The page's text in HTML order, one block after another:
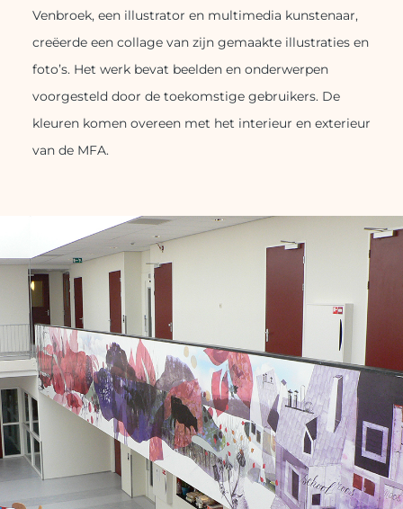
Venbroek, een illustrator en multimedia kunstenaar,
creëerde een collage van zijn gemaakte illustraties en
foto’s. Het werk bevat beelden en onderwerpen
voorgesteld door de toekomstige gebruikers. De
kleuren komen overeen met het interieur en exterieur
van de MFA.